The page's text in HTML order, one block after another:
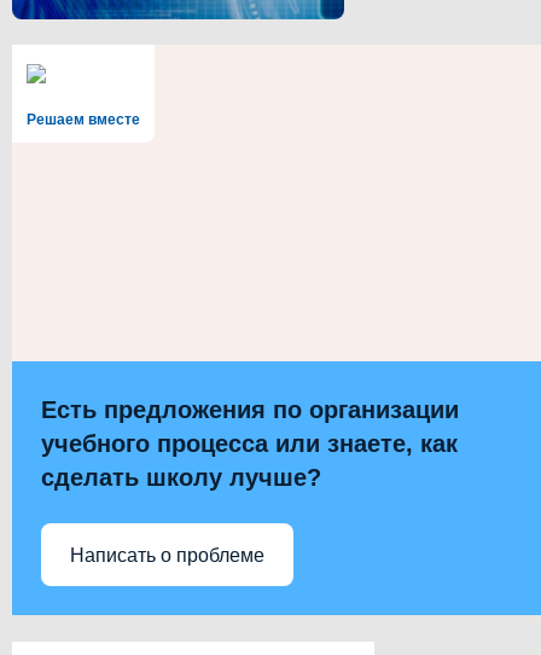
Решаем вместе
Есть предложения по организации
учебного процесса или знаете, как
сделать школу лучше?
Написать о проблеме